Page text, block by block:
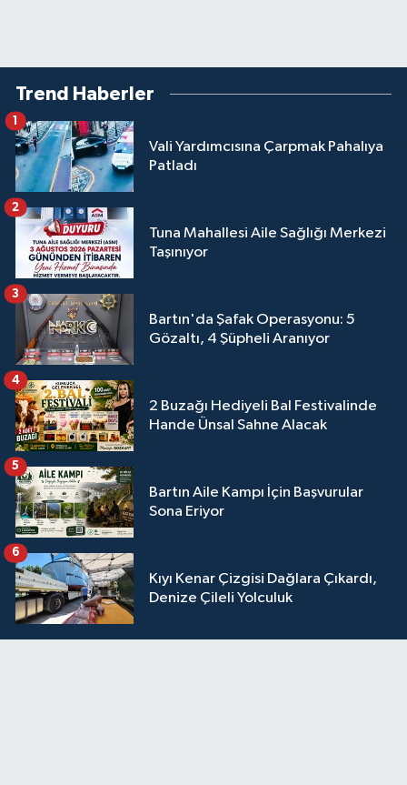
Trend Haberler
Vali Yardımcısına Çarpmak Pahalıya
Patladı
1
Tuna Mahallesi Aile Sağlığı Merkezi
Taşınıyor
2
Bartın'da Şafak Operasyonu: 5
Gözaltı, 4 Şüpheli Aranıyor
3
2 Buzağı Hediyeli Bal Festivalinde
Hande Ünsal Sahne Alacak
4
Bartın Aile Kampı İçin Başvurular
Sona Eriyor
5
Kıyı Kenar Çizgisi Dağlara Çıkardı,
Denize Çileli Yolculuk
6